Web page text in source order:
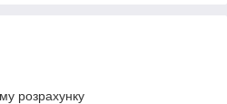
розрахунку